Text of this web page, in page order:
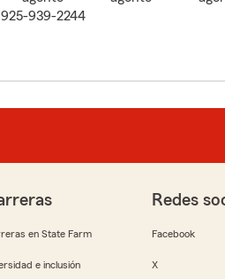
925-939-2244
en State Farm
e inclusión
Redes
Facebook
X